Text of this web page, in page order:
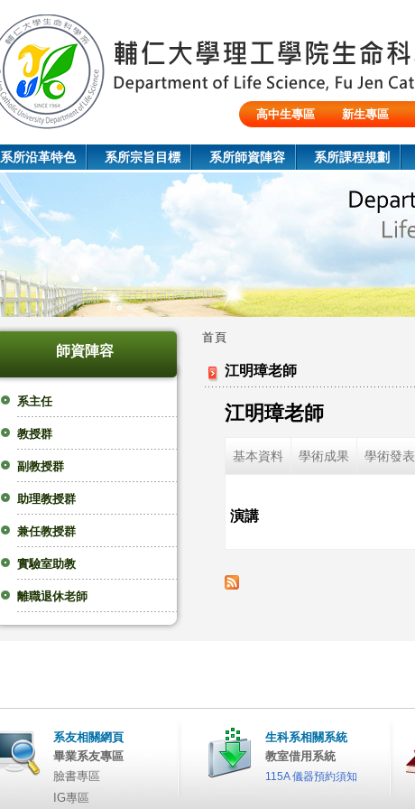
高中生專區 新生專區
系所沿革特色 系所宗旨目標 系所師資陣容 系所課程規劃
師資陣容
系主任
教授群
副教授群
助理教授群
兼任教授群
實驗室助教
離職退休老師
您
首頁
江明璋老師
江明璋老師
基本資料 學術成果 學術發表
演講
系友相關網頁
畢業系友專區
臉書專區
IG專區
生科系相關系統
教室借用系統
115A 儀器預約須知